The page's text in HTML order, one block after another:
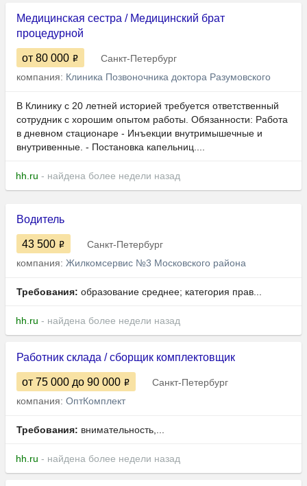
Медицинская сестра / Медицинский брат
процедурной
от 80 000
Санкт-Петербург
компания: Клиника Позвоночника доктора Разумовского
В Клинику с 20 летней историей требуется ответственный
сотрудник с хорошим опытом работы. Обязанности: Работа
в дневном стационаре - Инъекции внутримышечные и
внутривенные. - Постановка капельниц....
hh.ru - найдена более недели назад
Водитель
43 500
Санкт-Петербург
компания: Жилкомсервис №3 Московского района
Требования: образование среднее; категория прав...
hh.ru - найдена более недели назад
Работник склада / сборщик комплектовщик
от 75 000 до 90 000
Санкт-Петербург
компания: ОптКомплект
Требования: внимательность,...
hh.ru - найдена более недели назад